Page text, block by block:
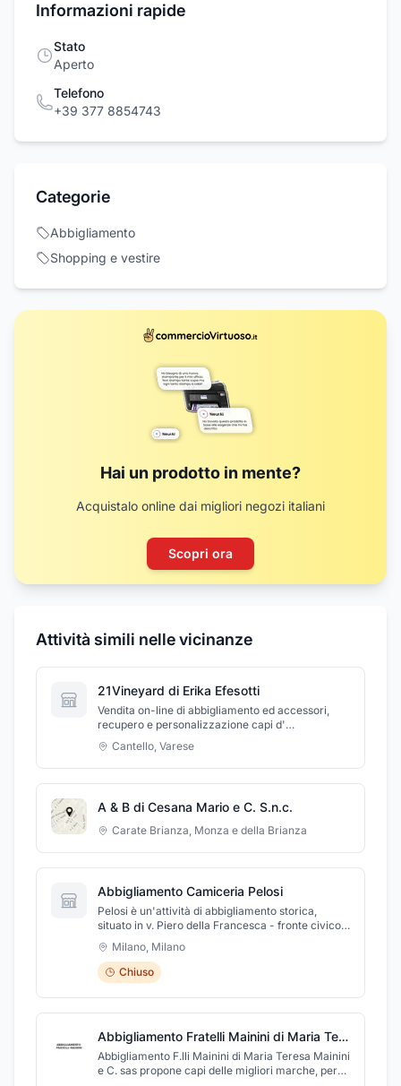
Informazioni rapide
Stato
Aperto
Telefono
+39 377 8854743
Categorie
Abbigliamento
Shopping e vestire
Hai un prodotto in mente?
Acquistalo online dai migliori negozi italiani
Scopri ora
Attività simili nelle vicinanze
21Vineyard di Erika Efesotti
Vendita on-line di abbigliamento ed accessori,
recupero e personalizzazione capi d'
abbigliamento, cartamodelli artigianali
personalizzati e su misura.
Cantello, Varese
A & B di Cesana Mario e C. S.n.c.
Carate Brianza, Monza e della Brianza
Abbigliamento Camiceria Pelosi
Pelosi è un'attività di abbigliamento storica,
situato in v. Piero della Francesca - fronte civico
23 - dal 1949. Nel negozio puoi trovare il più vasto
assortimento di camicie da uomo del marchio
INGRAM di tutta Milano. Inoltre, si è specializzato
nel corso degli anni nel settore abbigliamento
uomo e donna per riuscire ad offrire un vasto
assortimento di maglieria, camiceria e particolari
ad ogni stagione. Infine, da Pelosi puoi trovare
pantaloni, gonne e maglie di taglie conformate, a
prezzi imbattibili e con tessuti di alta qualità.
Milano, Milano
Chiuso
Abbigliamento Fratelli Mainini di Maria Teresa Mainini e C. Sas
Abbigliamento F.lli Mainini di Maria Teresa Mainini
e C. sas propone capi delle migliori marche, per